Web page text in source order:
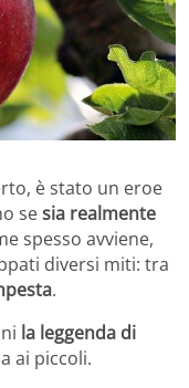
è stato un eroe
sesia realmente
spesso avviene,
diversi miti: tra
.
la leggenda di
ai piccoli.